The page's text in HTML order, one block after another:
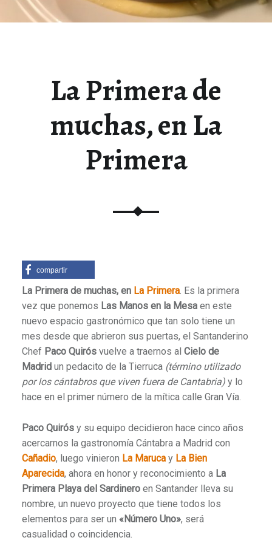
La Primera de
muchas, en La
Primera
compartir
La Primera de muchas, en La Primera. Es la primera
vez que ponemos Las Manos en la Mesaen este
nuevo espacio gastronómico que tan solo tiene un
mes desde que abrieron sus puertas, el Santanderino
Chef Paco Quirósvuelve a traernos al Cielo de
Madridun pedacito de la Tierruca (término utilizado
por los cántabros que viven fuera de Cantabria) y lo
hace en el primer número de la mítica calle Gran Vía.
Paco Quirósy su equipo decidieron hace cinco años
acercarnos la gastronomía Cántabra a Madrid con
Cañadio, luego vinieron La Marucay La Bien
Aparecida, ahora en honor y reconocimiento a La
Primera Playa del Sardineroen Santander lleva su
nombre, un nuevo proyecto que tiene todos los
elementos para ser un «Número Uno», será
casualidad o coincidencia.